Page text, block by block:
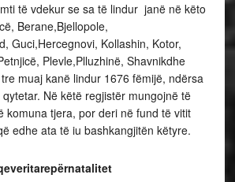
të vdekur se sa të lindur janë në këto
Berane,Bjellopole,
Guci,Hercegnovi, Kollashin, Kotor,
Plevle,Plluzhinë, Shavnikdhe
muaj kanë lindur 1676 fëmijë, ndërsa
Në këtë regjistër mungojnë të
komuna tjera, por deri në fund të vitit
edhe ata të iu bashkangjitën këtyre.